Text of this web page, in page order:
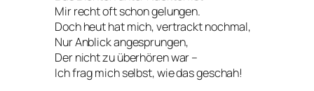
Mir recht oft schon gelungen.
Doch heut hat mich, vertrackt nochmal,
Nur Anblick angesprungen,
Der nicht zu überhören war –
Ich frag mich selbst, wie das geschah!